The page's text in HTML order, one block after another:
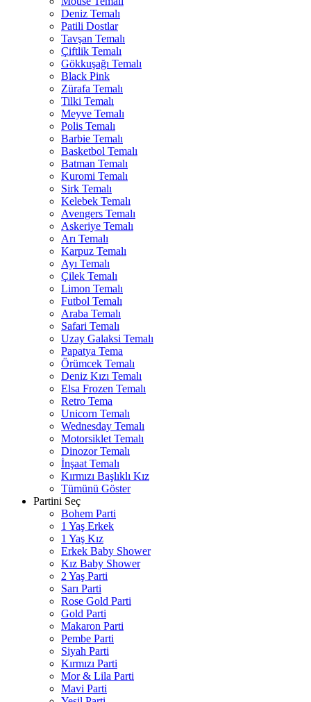
Deniz Temalı
Patili Dostlar
Tavşan Temalı
Çiftlik Temalı
Gökkuşağı Temalı
Black Pink
Zürafa Temalı
Tilki Temalı
Meyve Temalı
Polis Temalı
Barbie Temalı
Basketbol Temalı
Batman Temalı
Kuromi Temalı
Sirk Temalı
Kelebek Temalı
Avengers Temalı
Askeriye Temalı
Arı Temalı
Karpuz Temalı
Ayı Temalı
Çilek Temalı
Limon Temalı
Futbol Temalı
Araba Temalı
Safari Temalı
Uzay Galaksi Temalı
Papatya Tema
Örümcek Temalı
Deniz Kızı Temalı
Elsa Frozen Temalı
Retro Tema
Unicorn Temalı
Wednesday Temalı
Motorsiklet Temalı
Dinozor Temalı
İnşaat Temalı
Kırmızı Başlıklı Kız
Tümünü Göster
Partini Seç
Bohem Parti
1 Yaş Erkek
1 Yaş Kız
Erkek Baby Shower
Kız Baby Shower
2 Yaş Parti
Sarı Parti
Rose Gold Parti
Gold Parti
Makaron Parti
Pembe Parti
Siyah Parti
Kırmızı Parti
Mor & Lila Parti
Mavi Parti